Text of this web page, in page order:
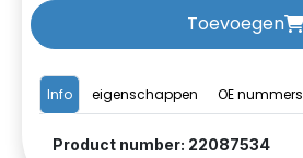
Info eigenschappen OE nummers
Product number: 22087534
Toevoegen